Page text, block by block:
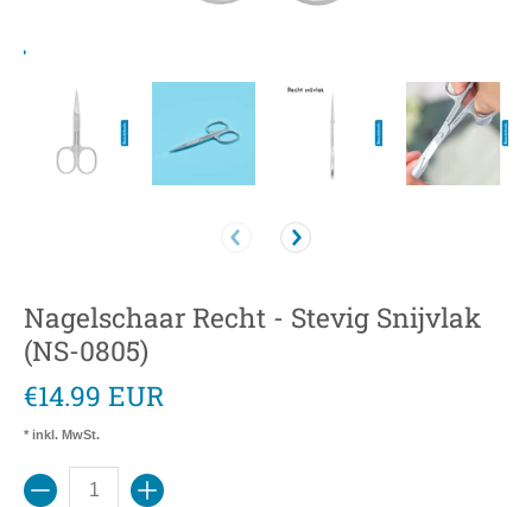
Nagelschaar Recht - Stevig Snijvlak
(NS-0805)
€14.99 EUR
* inkl. MwSt.
Menge